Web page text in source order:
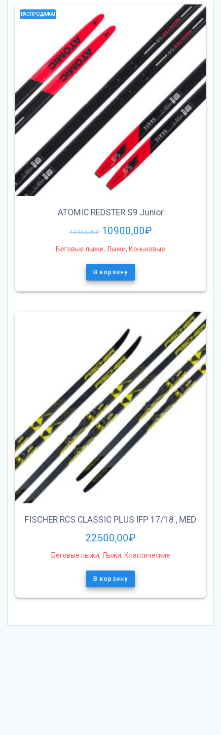
РАСПРОДАЖА!
ATOMIC REDSTER S9 Junior
13450,00₽ 10900,00₽
Беговые лыжи, Лыжи, Коньковые
В корзину
FISCHER RCS CLASSIC PLUS IFP 17/18 , MED
22500,00₽
Беговые лыжи, Лыжи, Классические
В корзину